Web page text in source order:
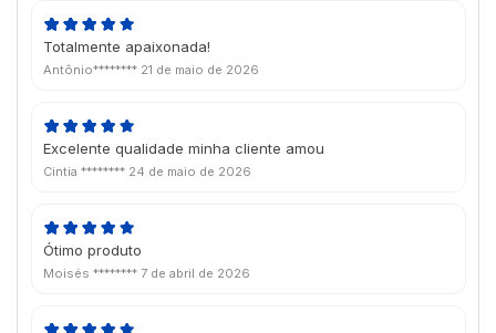
Totalmente apaixonada!
Antônio******** 21 de maio de 2026
Excelente qualidade minha cliente amou
Cintia ******** 24 de maio de 2026
Ótimo produto
Moisés ******** 7 de abril de 2026